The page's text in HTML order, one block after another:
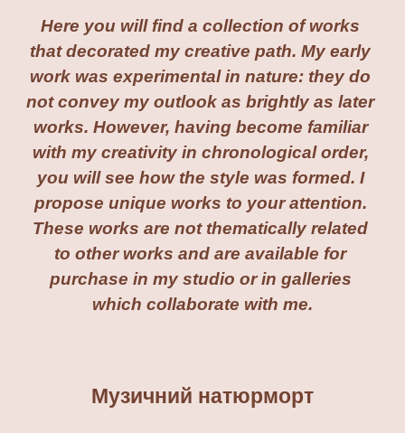
Here you will find a collection of works
that decorated my creative path. My early
work was experimental in nature: they do
not convey my outlook as brightly as later
works. However, having become familiar
with my creativity in chronological order,
you will see how the style was formed. I
propose unique works to your attention.
These works are not thematically related
to other works and are available for
purchase in my studio or in galleries
which collaborate with me.
Музичний натюрморт